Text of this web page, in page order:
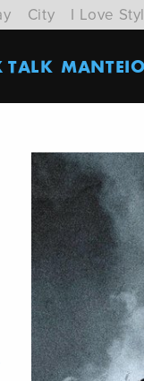
City I Love
TALK ΜΑΝΤΕΙΟ